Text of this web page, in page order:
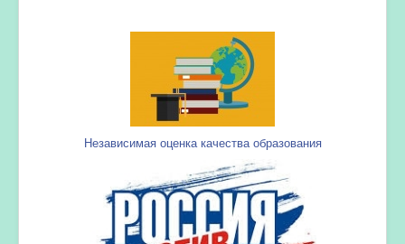
Независимая оценка качества образования